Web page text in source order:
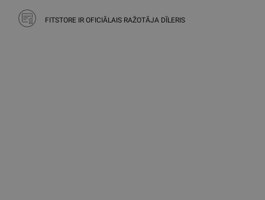
FITSTORE IR OFICIĀLAIS RAŽOTĀJA DĪLERIS